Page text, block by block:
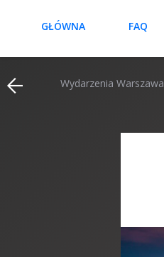
GŁÓWNA FAQ
Wydarzenia Warszawa